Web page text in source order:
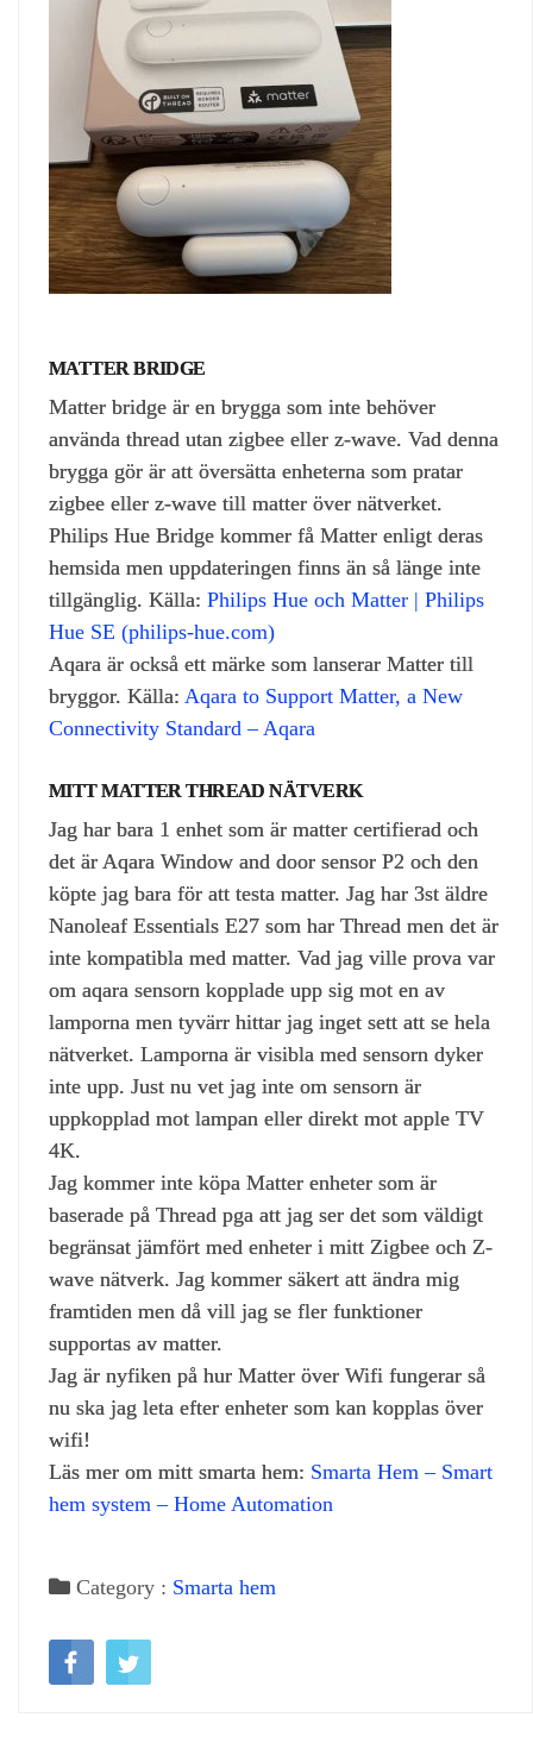
MATTER BRIDGE
Matter bridge är en brygga som inte behöver
använda thread utan zigbee eller z-wave. Vad denna
brygga gör är att översätta enheterna som pratar
zigbee eller z-wave till matter över nätverket.
Philips Hue Bridge kommer få Matter enligt deras
hemsida men uppdateringen finns än så länge inte
tillgänglig. Källa: Philips Hue och Matter | Philips
Hue SE (philips-hue.com)
Aqara är också ett märke som lanserar Matter till
bryggor. Källa: Aqara to Support Matter, a New
Connectivity Standard – Aqara
MITT MATTER THREAD NÄTVERK
Jag har bara 1 enhet som är matter certifierad och
det är Aqara Window and door sensor P2 och den
köpte jag bara för att testa matter. Jag har 3st äldre
Nanoleaf Essentials E27 som har Thread men det är
inte kompatibla med matter. Vad jag ville prova var
om aqara sensorn kopplade upp sig mot en av
lamporna men tyvärr hittar jag inget sett att se hela
nätverket. Lamporna är visibla med sensorn dyker
inte upp. Just nu vet jag inte om sensorn är
uppkopplad mot lampan eller direkt mot apple TV
4K.
Jag kommer inte köpa Matter enheter som är
baserade på Thread pga att jag ser det som väldigt
begränsat jämfört med enheter i mitt Zigbee och Z-
wave nätverk. Jag kommer säkert att ändra mig
framtiden men då vill jag se fler funktioner
supportas av matter.
Jag är nyfiken på hur Matter över Wifi fungerar så
nu ska jag leta efter enheter som kan kopplas över
wifi!
Läs mer om mitt smarta hem: Smarta Hem – Smart
hem system – Home Automation
Category : Smarta hem